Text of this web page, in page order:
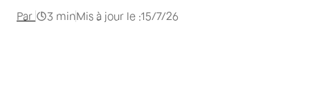
Par 3 minMis à jour le :15/7/26